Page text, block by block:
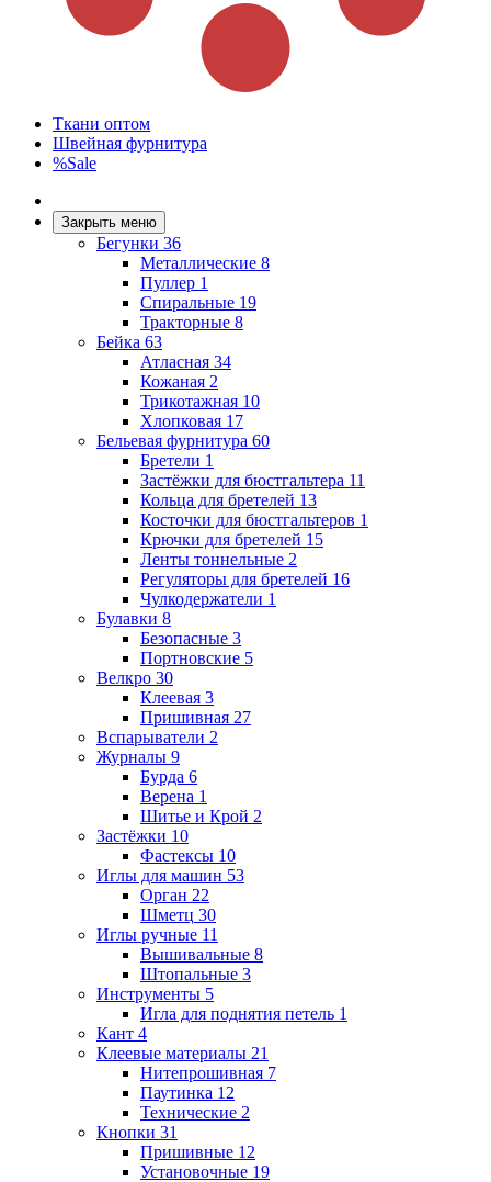
Ткани оптом
Швейная фурнитура
%Sale
Закрыть меню
Бегунки 36
Металлические 8
Пуллер 1
Спиральные 19
Тракторные 8
Бейка 63
Атласная 34
Кожаная 2
Трикотажная 10
Хлопковая 17
Бельевая фурнитура 60
Бретели 1
Застёжки для бюстгальтера 11
Кольца для бретелей 13
Косточки для бюстгальтеров 1
Крючки для бретелей 15
Ленты тоннельные 2
Регуляторы для бретелей 16
Чулкодержатели 1
Булавки 8
Безопасные 3
Портновские 5
Велкро 30
Клеевая 3
Пришивная 27
Вспарыватели 2
Журналы 9
Бурда 6
Верена 1
Шитье и Крой 2
Застёжки 10
Фастексы 10
Иглы для машин 53
Орган 22
Шметц 30
Иглы ручные 11
Вышивальные 8
Штопальные 3
Инструменты 5
Игла для поднятия петель 1
Кант 4
Клеевые материалы 21
Нитепрошивная 7
Паутинка 12
Технические 2
Кнопки 31
Пришивные 12
Установочные 19